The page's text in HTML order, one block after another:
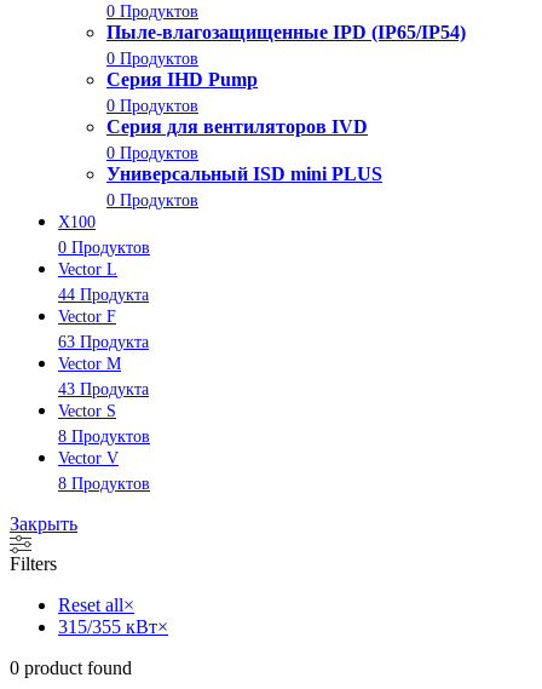
0 Продуктов
Пыле-влагозащищенные IPD (IP65/IP54)
0 Продуктов
Серия IHD Pump
0 Продуктов
Серия для вентиляторов IVD
0 Продуктов
Универсальный ISD mini PLUS
0 Продуктов
X100
0 Продуктов
Vector L
44 Продукта
Vector F
63 Продукта
Vector M
43 Продукта
Vector S
8 Продуктов
Vector V
8 Продуктов
Закрыть
Filters
Reset all×
315/355 кВт×
0 product found